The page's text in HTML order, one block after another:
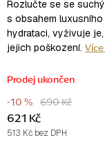
Rozlučte se se
s obsahem
hydrataci, vyživuje
jejich poškození.
Prodej ukončen
690 Kč
-10 %
621 Kč
513 Kč bez DPH